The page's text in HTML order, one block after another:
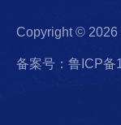
Copyright © 2026
备案号：鲁ICP备